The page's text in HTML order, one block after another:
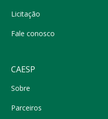
Licitação
Fale conosco
CAESP
Sobre
Parceiros